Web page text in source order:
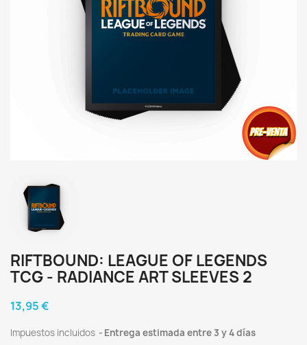
RIFTBOUND: LEAGUE OF LEGENDS
TCG - RADIANCE ART SLEEVES 2
13,95 €
Impuestos incluidos Entrega estimada entre 3 y 4 días